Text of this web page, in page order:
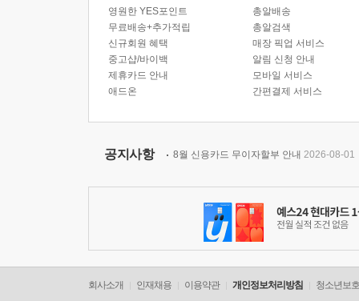
영원한 YES포인트
무료배송+추가적립
신규회원 혜택
중고샵/바이백
제휴카드 안내
애드온
총알배송
총알검색
매장 픽업 서비스
알림 신청 안내
모바일 서비스
간편결제 서비스
공지사항 8월 신용카드 무이자할부 안내 2026-08-01
회사소개 인재채용 이용약관 개인정보처리방침 청소년보